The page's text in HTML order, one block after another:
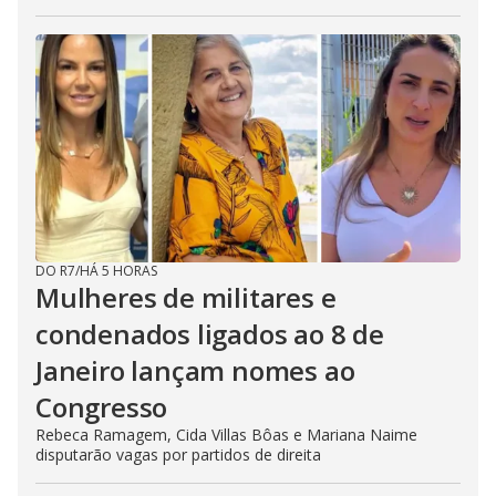
DO R7/HÁ 5 HORAS
Mulheres de militares e
condenados ligados ao 8 de
Janeiro lançam nomes ao
Congresso
Rebeca Ramagem, Cida Villas Bôas e Mariana Naime
disputarão vagas por partidos de direita